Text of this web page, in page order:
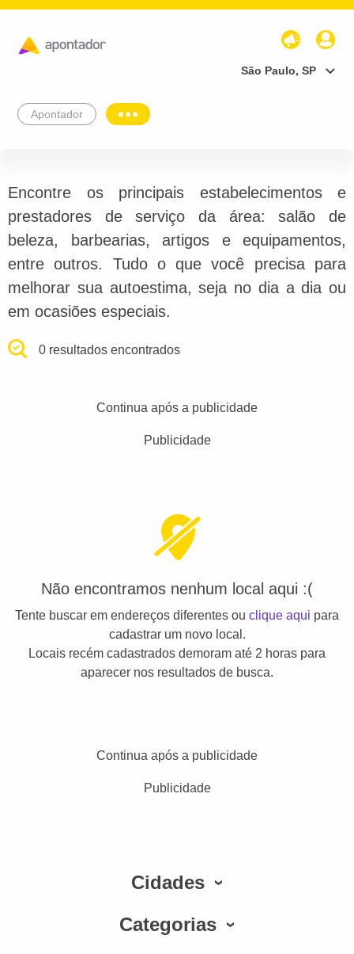
São Paulo, SP
Apontador
Encontre os principais estabelecimentos e
prestadores de serviço da área: salão de
beleza, barbearias, artigos e equipamentos,
entre outros. Tudo o que você precisa para
melhorar sua autoestima, seja no dia a dia ou
em ocasiões especiais.
0 resultados encontrados
Continua após a publicidade
Publicidade
Não encontramos nenhum local aqui :(
Tente buscar em endereços diferentes ou clique aqui para
cadastrar um novo local.
Locais recém cadastrados demoram até 2 horas para
aparecer nos resultados de busca.
Continua após a publicidade
Publicidade
Cidades
Categorias